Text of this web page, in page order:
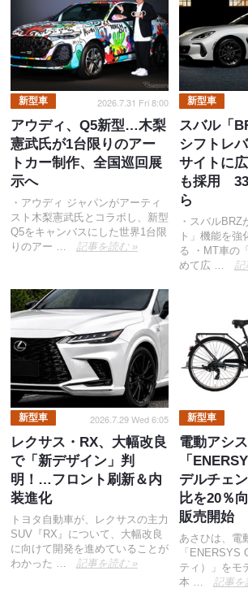
新型車 2026.7.31 Fri 8:00
アウディ、Q5新型…木梨
憲武氏が1台限りのアー
トカー制作、全国巡回展
示へ
・アウディ ジャパンがアーティ
スト木梨憲武氏とコラボし、新型
Q5をキャンバスにした世界1台限
りのアー …
記事を読む »
新型車
スバル「
シフトレ
サイトに
も採用
ら
・スバルBRZ
ト」機能を強
る ・MT車の
めて広 …
記
新型車 2026.7.29 Wed 6:05
レクサス・RX、大幅改良
で「新デザイン」判
明！…フロント刷新＆内
装進化
トヨタ自動車が、レクサスの主力
SUV『RX』について、大幅改良
に向けて開発を進めていることが
わかった …
記事を読む »
新型車
電動アシ
「
デルチェ
比を20％
販売開始
あさひは、電
「ENERSYS
ティ）」をモ
本 …
記事を